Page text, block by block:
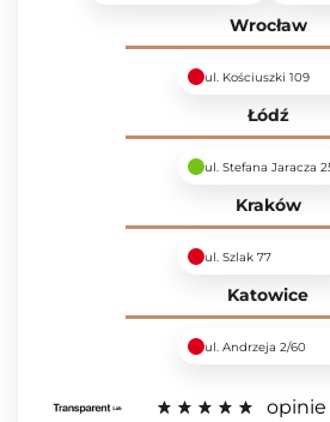
Wrocław
ul. Kościuszki 109
Łódź
ul. Stefana Jaracza
Kraków
ul. Szlak 77
Katowice
ul. Andrzeja 2/60
opinie